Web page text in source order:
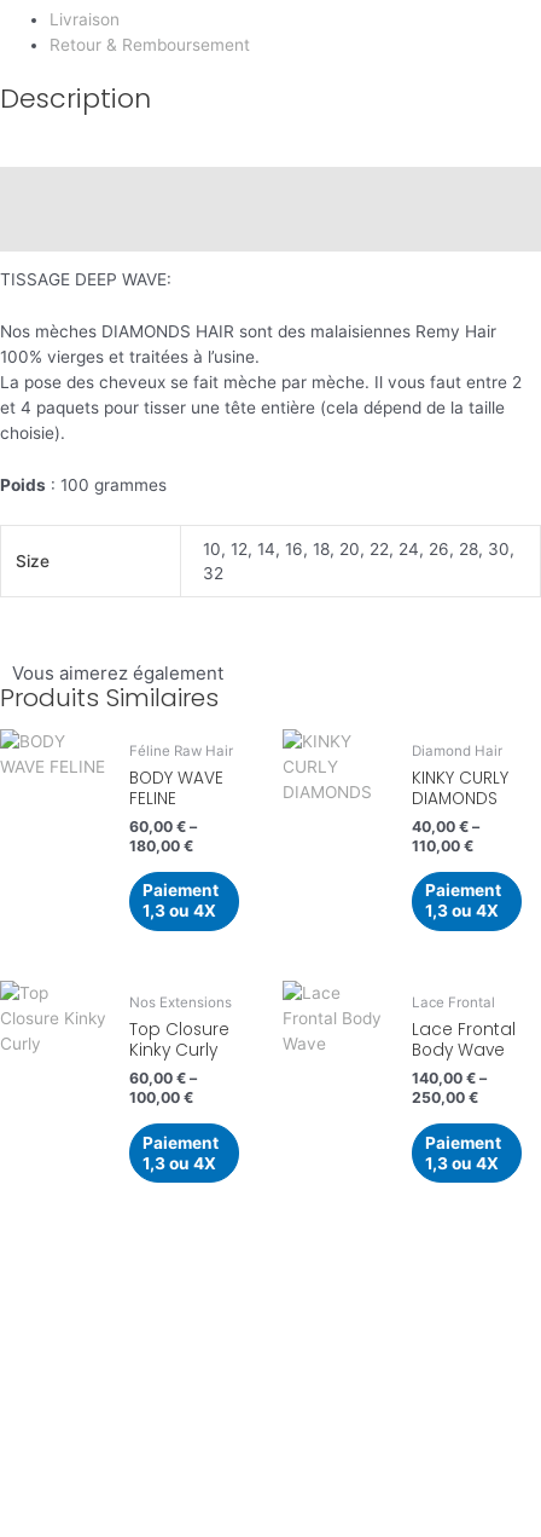
Livraison
Retour & Remboursement
Description
TISSAGE DEEP WAVE:
Nos mèches DIAMONDS HAIR sont des malaisiennes Remy Hair
100% vierges et traitées à l’usine.
La pose des cheveux se fait mèche par mèche. Il vous faut entre 2
et 4 paquets pour tisser une tête entière (cela dépend de la taille
choisie).
Poids : 100 grammes
Size
10, 12, 14, 16, 18, 20, 22, 24, 26, 28, 30,
32
Vous aimerez également
Produits Similaires
Féline Raw Hair
BODY WAVE
FELINE
60,00 € –
180,00 €
Paiement
1,3 ou 4X
Diamond Hair
KINKY CURLY
DIAMONDS
40,00 € –
110,00 €
Paiement
1,3 ou 4X
Nos Extensions
Top Closure
Kinky Curly
60,00 € –
100,00 €
Paiement
1,3 ou 4X
Lace Frontal
Lace Frontal
Body Wave
140,00 € –
250,00 €
Paiement
1,3 ou 4X